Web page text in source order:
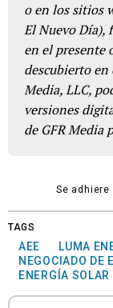
o en los sitios
El Nuevo Día),
en el presente
descubierto en
Media, LLC,
versiones
de GFR Media
Se
TAGS
AEE
LUMA
NEGOCIADO DE
ENERGÍA SOLAR